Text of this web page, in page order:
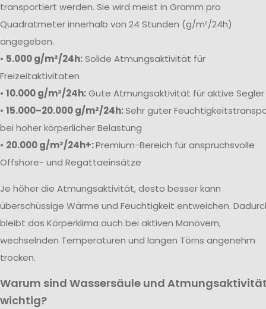
transportiert werden. Sie wird meist in Gramm pro
Quadratmeter innerhalb von 24 Stunden (g/m²/24h)
angegeben.
• 5.000 g/m²/24h:Solide Atmungsaktivität für
Freizeitaktivitäten
• 10.000 g/m²/24h:Gute Atmungsaktivität für aktive Segler
• 15.000–20.000 g/m²/24h:Sehr guter
bei hoher körperlicher Belastung
• 20.000 g/m²/24h+:Premium-Bereich für anspruchsvolle
Offshore- und Regattaeinsätze
Je höher die Atmungsaktivität, desto besser kann
überschüssige Wärme und Feuchtigkeit entweichen.
bleibt das Körperklima auch bei aktiven Manövern,
wechselnden Temperaturen und langen Törns angenehm
trocken.
Warum sind Wassersäule und
wichtig?